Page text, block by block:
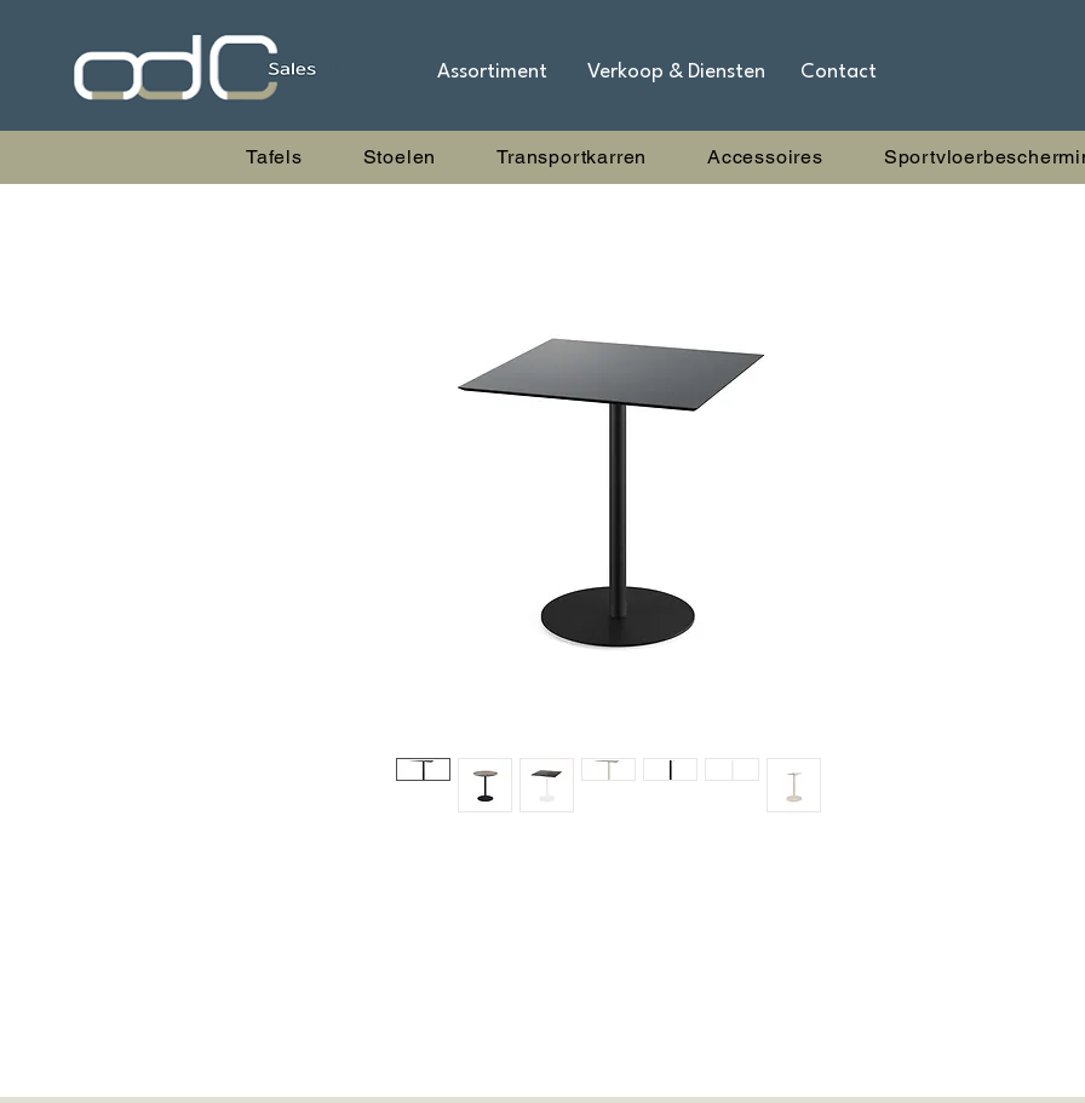
Tafels Stoelen Transportkarren Accessoires
Assortiment Verkoop & Diensten Contact